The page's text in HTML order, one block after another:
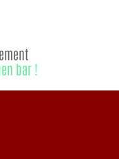
bar !